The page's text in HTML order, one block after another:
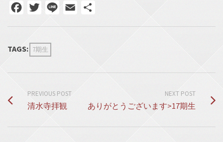
FacebookTwitterLine Email
TAGS: 7期生
PREVIOUS POST
清水寺拝観
NEXT POST
ありがとうございます>17期生